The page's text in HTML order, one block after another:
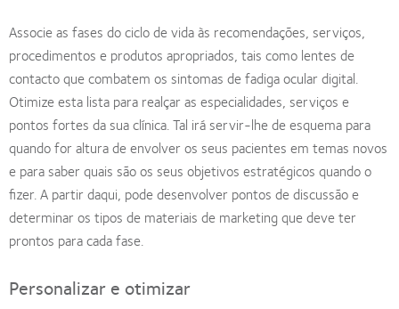
Associe as fases do ciclo de vida às recomendações, serviços,
procedimentos e produtos apropriados, tais como lentes de
contacto que combatem os sintomas de fadiga ocular digital.
Otimize esta lista para realçar as especialidades, serviços e
pontos fortes da sua clínica. Tal irá servir-lhe de esquema para
quando for altura de envolver os seus pacientes em temas novos
e para saber quais são os seus objetivos estratégicos quando o
fizer. A partir daqui, pode desenvolver pontos de discussão e
determinar os tipos de materiais de marketing que deve ter
prontos para cada fase.
Personalizar e otimizar